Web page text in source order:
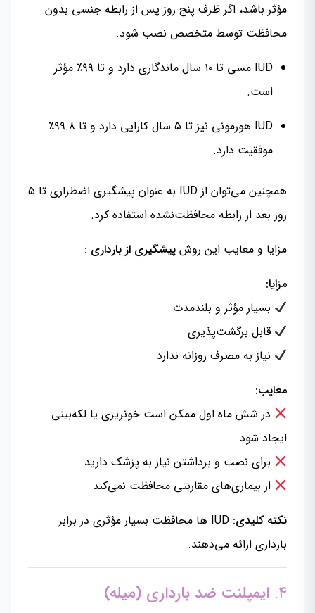
مؤثر باشد، اگر ظرف پنج روز پس از رابطه جنسی بدون
محافظت توسط متخصص نصب شود.
IUD مسی تا ۱۰ سال ماندگاری دارد و تا ۹۹٪ مؤثر
است.
IUD هورمونی نیز تا ۵ سال کارایی دارد و تا ۹۹.۸٪
موفقیت دارد.
همچنین می‌توان از IUD به عنوان پیشگیری اضطراری تا ۵
روز بعد از رابطه محافظت‌نشده استفاده کرد.
مزایا و معایب این روش پیشگیری از بارداری :
مزایا:
بسیار مؤثر و بلندمدت
قابل برگشت‌پذیری
نیاز به مصرف روزانه ندارد
معایب:
در شش ماه اول ممکن است خونریزی یا لکه‌بینی
ایجاد شود
برای نصب و برداشتن نیاز به پزشک دارید
از بیماری‌های مقاربتی محافظت نمی‌کند
نکته کلیدی:
IUD ها محافظت بسیار مؤثری در برابر
بارداری ارائه می‌دهند.
۴. ایمپلنت ضد بارداری (میله)